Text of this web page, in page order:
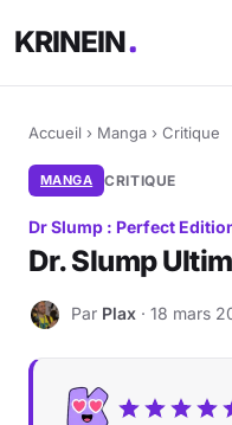
KRINEIN
Accueil › Manga › Critique
MANGA CRITIQUE
Dr Slump : Perfect
Dr. Slump
P Par Plax · 18 mars